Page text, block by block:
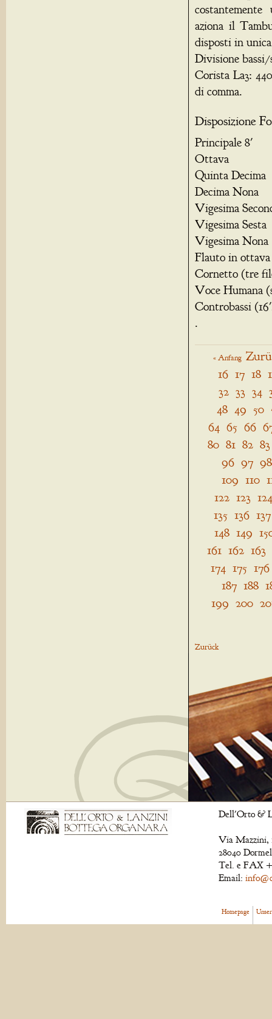
aziona il
disposti in
Divisione
Corista La3:
di comma.
Disposizione
Principale 8'
Ottava
Quinta Decima
Decima Nona
Vigesima
Vigesima Sesta
Vigesima Nona
Flauto in ottava
Cornetto (tre
Voce Humana
Controbassi
.
« Anfang
16 17 18
32 33 34
48 49 50
64 65 66
80 81 82 83
96 97 98
109 110
122 123 124
135 136 137
148 149
161 162 163
174 175 176
187 188
199 200
Zurück
Dell'Orto &
Via Mazzini,
28040
Tel. e FAX
Email:
Homepage